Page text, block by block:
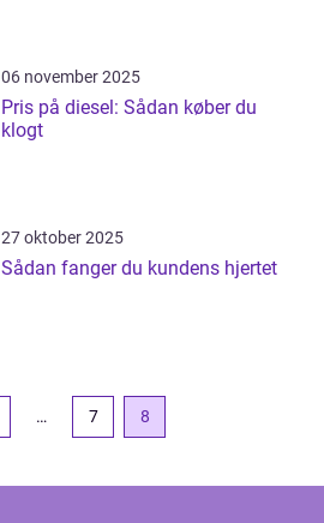
06 november 2025
Pris på diesel: Sådan køber du
klogt
27 oktober 2025
Sådan fanger du kundens hjertet
… 7 8